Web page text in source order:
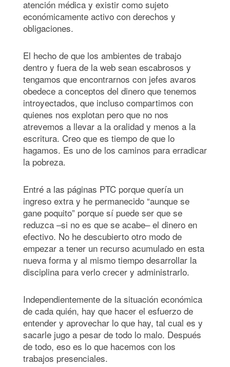
atención médica y existir como sujeto
económicamente activo con derechos y
obligaciones.
El hecho de que los ambientes de trabajo
dentro y fuera de la web sean escabrosos y
tengamos que encontrarnos con jefes avaros
obedece a conceptos del dinero que tenemos
introyectados, que incluso compartimos con
quienes nos explotan pero que no nos
atrevemos a llevar a la oralidad y menos a la
escritura. Creo que es tiempo de que lo
hagamos. Es uno de los caminos para erradicar
la pobreza.
Entré a las páginas PTC porque quería un
ingreso extra y he permanecido “aunque se
gane poquito” porque sí puede ser que se
reduzca –si no es que se acabe– el dinero en
efectivo. No he descubierto otro modo de
empezar a tener un recurso acumulado en esta
nueva forma y al mismo tiempo desarrollar la
disciplina para verlo crecer y administrarlo.
Independientemente de la situación económica
de cada quién, hay que hacer el esfuerzo de
entender y aprovechar lo que hay, tal cual es y
sacarle jugo a pesar de todo lo malo. Después
de todo, eso es lo que hacemos con los
trabajos presenciales.